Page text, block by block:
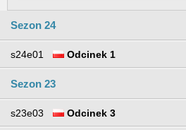
Sezon 24
s24e01 Odcinek 1
Sezon 23
s23e03 Odcinek 3